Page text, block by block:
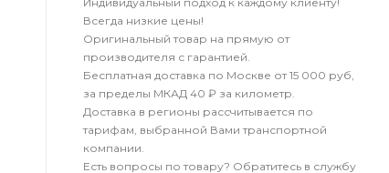
Всегда низкие цены!
Оригинальный товар на прямую от
производителя с гарантией.
Бесплатная доставка по Москве от 15 000 руб,
за пределы МКАД 40 ₽ за километр.
Доставка в регионы рассчитывается по
тарифам, выбранной Вами транспортной
компании.
Есть вопросы по товару? Обратитесь в службу